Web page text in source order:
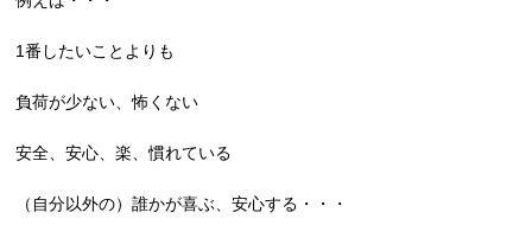
1番したいことよりも
負荷が少ない、怖くない
安全、安心、楽、慣れている
（自分以外の）誰かが喜ぶ、安心する・・・